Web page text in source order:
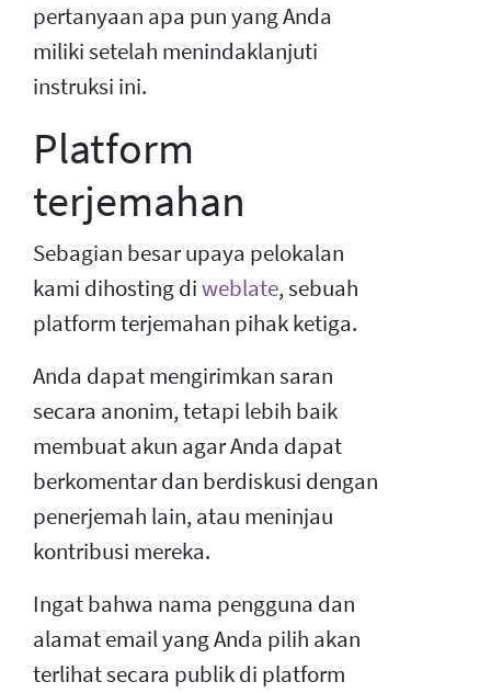
pertanyaan apa pun yang Anda
miliki setelah menindaklanjuti
instruksi ini.
Platform
terjemahan
Sebagian besar upaya pelokalan
kami dihosting diweblate, sebuah
platform terjemahan pihak ketiga.
Anda dapat mengirimkan saran
secara anonim, tetapi lebih baik
membuat akun agar Anda dapat
berkomentar dan berdiskusi dengan
penerjemah lain, atau meninjau
kontribusi mereka.
Ingat bahwa nama pengguna dan
alamat email yang Anda pilih akan
terlihat secara publik di platform